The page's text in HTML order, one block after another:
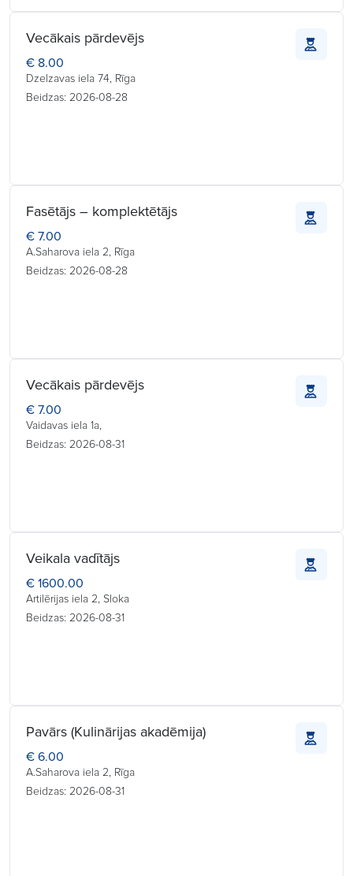
Vecākais pārdevējs
€ 8.00
Dzelzavas iela 74, Rīga
Beidzas: 2026-08-28
Fasētājs – komplektētājs
€ 7.00
A.Saharova iela 2, Rīga
Beidzas: 2026-08-28
Vecākais pārdevējs
€ 7.00
Vaidavas iela 1a,
Beidzas: 2026-08-31
Veikala vadītājs
€ 1600.00
Artilērijas iela 2, Sloka
Beidzas: 2026-08-31
Pavārs (Kulinārijas akadēmija)
€ 6.00
A.Saharova iela 2, Rīga
Beidzas: 2026-08-31